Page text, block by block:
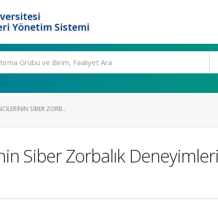
Yönetim Sistemi
SIBER ZORB...
Siber Zorbalık